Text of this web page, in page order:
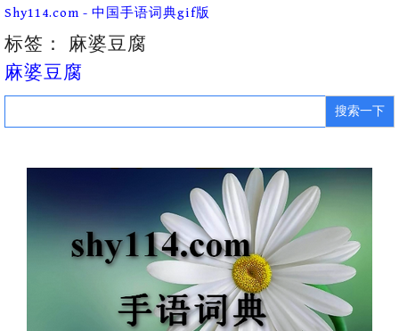
Skip
content
Shy114.com - 中国手语词典gif版
标签： 麻婆豆腐
麻婆豆腐
Search